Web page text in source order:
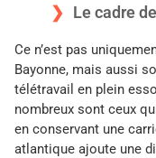
Le cadre
Ce n’est pas
Bayonne, mais aussi
télétravail en plein
nombreux sont ceux
en conservant une
atlantique ajoute une